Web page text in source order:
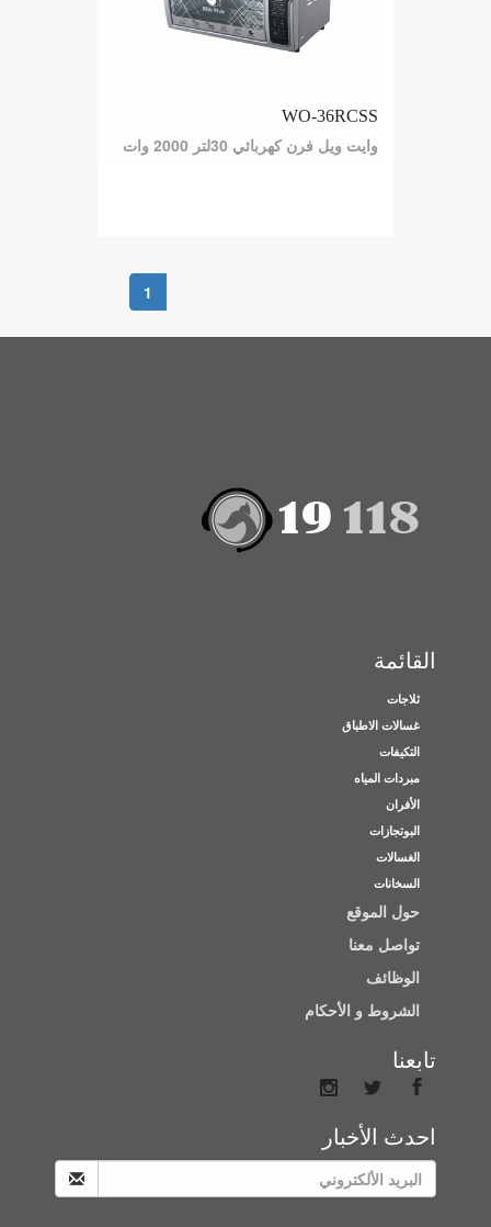
WO-36RCSS
وايت ويل فرن كهربائي 30لتر 2000 وات
1
القائمة
ثلاجات
غسالات الاطباق
التكيفات
مبردات المياه
الأفران
البوتجازات
الغسالات
السخانات
حول الموقع
تواصل معنا
الوظائف
الشروط و الأحكام
تابعنا
احدث الأخبار